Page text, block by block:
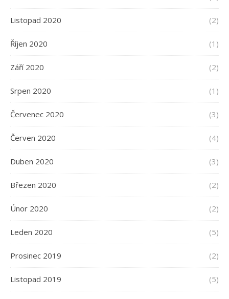
Listopad 2020 (2)
Říjen 2020 (1)
Září 2020 (2)
Srpen 2020 (1)
Červenec 2020 (3)
Červen 2020 (4)
Duben 2020 (3)
Březen 2020 (2)
Únor 2020 (2)
Leden 2020 (5)
Prosinec 2019 (2)
Listopad 2019 (5)